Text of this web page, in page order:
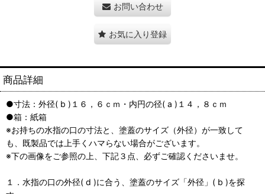
お問い合わせ
お気に入り登録
商品詳細
●寸法：外径( b )１６，６ｃｍ・内円の径( a )１４，８ｃｍ
●箱：紙箱
※お持ちの水指の口の寸法と、塗蓋のサイズ（外径）が一致して
も、既製品では上手くハマらない場合がございます。
※下の画像をご参照の上、下記３点、必ずご確認くださいませ。
１．水指の口の外径( d )に合う、塗蓋のサイズ「外径」( b )を探